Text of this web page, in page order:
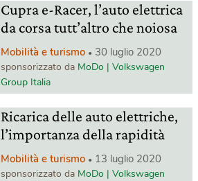
Cupra e-Racer, l’auto elettrica
da corsa tutt’altro che noiosa
Mobilità e turismo 30 luglio 2020
sponsorizzato da MoDo | Volkswagen
Group Italia
Ricarica delle auto elettriche,
l’importanza della rapidità
Mobilità e turismo 13 luglio 2020
sponsorizzato da MoDo | Volkswagen